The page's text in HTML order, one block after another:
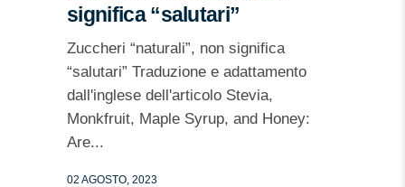
significa “salutari”
Zuccheri “naturali”, non significa
“salutari” Traduzione e adattamento
dall'inglese dell'articolo Stevia,
Monkfruit, Maple Syrup, and Honey:
Are...
02 AGOSTO, 2023